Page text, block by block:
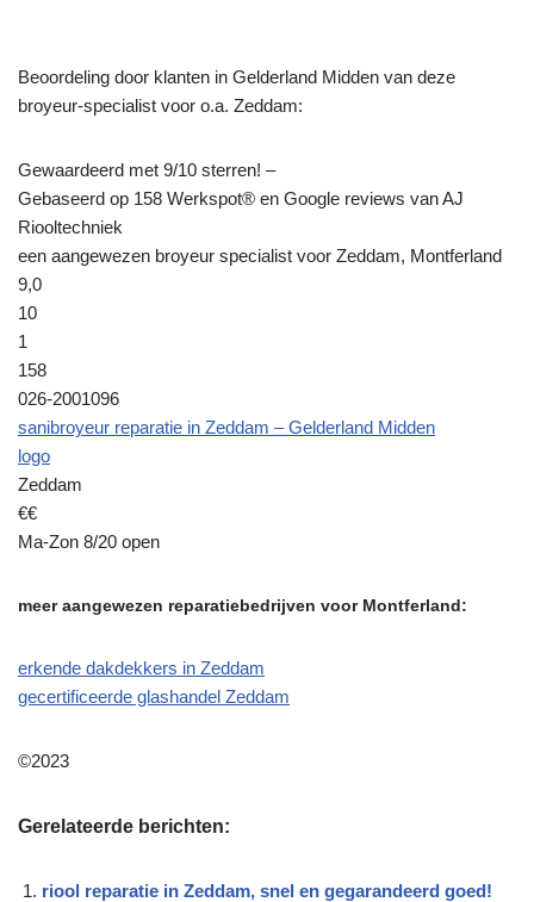
Beoordeling door klanten in Gelderland Midden van deze
broyeur-specialist voor o.a. Zeddam:
Gewaardeerd met 9/10 sterren! –
Gebaseerd op 158 Werkspot® en Google reviews van AJ
Riooltechniek
een aangewezen broyeur specialist voor Zeddam, Montferland
9,0
10
1
158
026-2001096
sanibroyeur reparatie in Zeddam – Gelderland Midden
logo
Zeddam
€€
Ma-Zon 8/20 open
meer aangewezen reparatiebedrijven voor Montferland:
erkende dakdekkers in Zeddam
gecertificeerde glashandel Zeddam
©2023
Gerelateerde berichten:
riool reparatie in Zeddam, snel en gegarandeerd goed!